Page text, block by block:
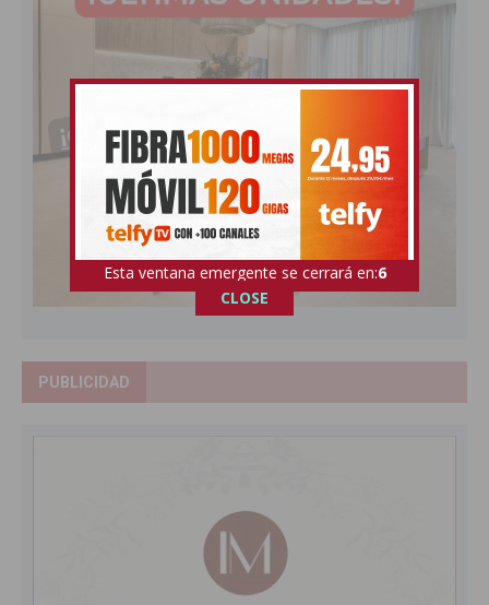
PUBLICIDAD
Esta ventana emergente se cerrará en:4
CLOSE